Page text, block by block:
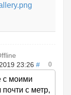
23:26 # 0
с моими
с метр,